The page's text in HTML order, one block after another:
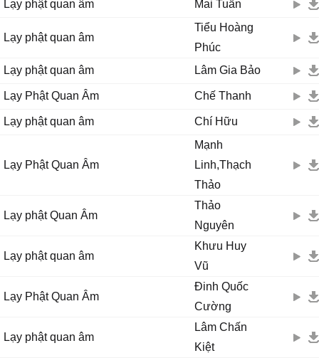
Lạy phật quan âm
Mai Tuấn
Lạy phật quan âm
Tiểu Hoàng
Phúc
Lạy phật quan âm
Lâm Gia Bảo
Lạy Phật Quan Âm Chế Thanh
Lạy phật quan âm Chí Hữu
Lạy Phật Quan Âm
Mạnh
Linh,Thạch
Thảo
Lạy phật Quan Âm
Thảo
Nguyên
Lạy phật quan âm
Khưu Huy
Vũ
Lạy Phật Quan Âm
Đinh Quốc
Cường
Lạy phật quan âm
Lâm Chấn
Kiệt